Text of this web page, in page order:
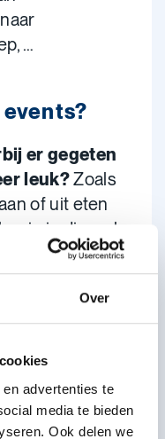
Over
advertenties te
media te bieden
Ook delen we
…
er gegeten
leuk?Zoals
of uit eten
je die wel
maar